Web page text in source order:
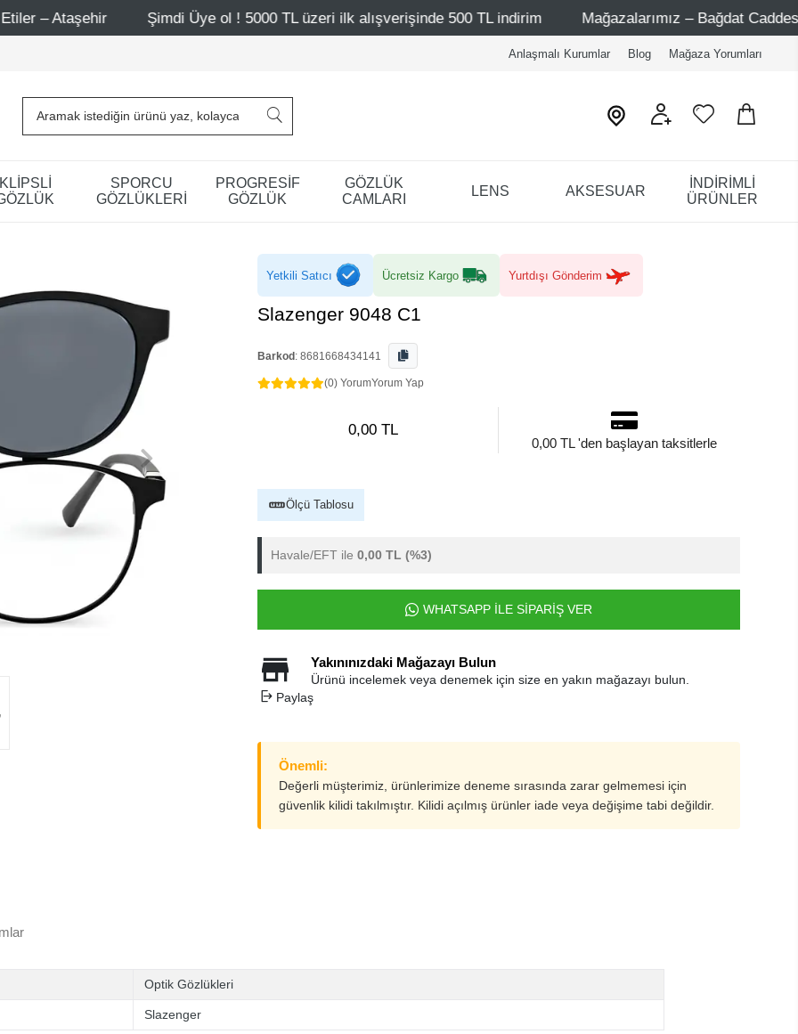
Şimdi Üye ol ! 5000 TL üzeri ilk alışverişinde 500 TL indirim Mağazalarımız – Bağdat Caddesi 1 -
Anlaşmalı Kurumlar Blog Mağaza Yorumları
KLİPSLİ
SPORCU
GÖZLÜKLERİ
PROGRESİF
GÖZLÜK
GÖZLÜK
CAMLARI
LENS AKSESUAR
İNDİRİMLİ
ÜRÜNLER
Yetkili Satıcı Ücretsiz Kargo Yurtdışı Gönderim
Slazenger 9048 C1
Barkod : 8681668434141
(0) YorumYorum Yap
0,00 TL
0,00 TL 'den başlayan taksitlerle
Ölçü Tablosu
Havale/EFT ile 0,00 TL (%3)
WHATSAPP İLE SİPARİŞ VER
Yakınınızdaki Mağazayı Bulun
Ürünü incelemek veya denemek için size en yakın mağazayı bulun.
Paylaş
Önemli:
Değerli müşterimiz, ürünlerimize deneme sırasında zarar gelmemesi için
güvenlik kilidi takılmıştır. Kilidi açılmış ürünler iade veya değişime tabi değildir.
Optik Gözlükleri
Slazenger